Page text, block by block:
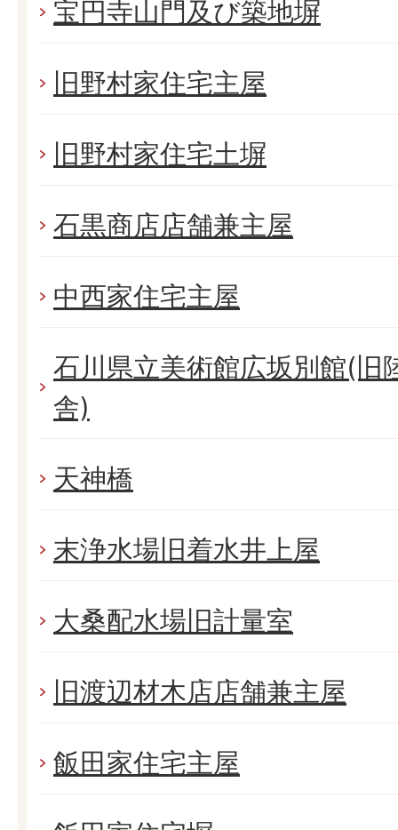
宝円寺山門及び築地塀
旧野村家住宅主屋
旧野村家住宅土塀
石黒商店店舗兼主屋
中西家住宅主屋
石川県立美術館広坂別館(旧
舎)
天神橋
末浄水場旧着水井上屋
大桑配水場旧計量室
旧渡辺材木店店舗兼主屋
飯田家住宅主屋